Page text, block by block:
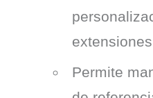
Permite